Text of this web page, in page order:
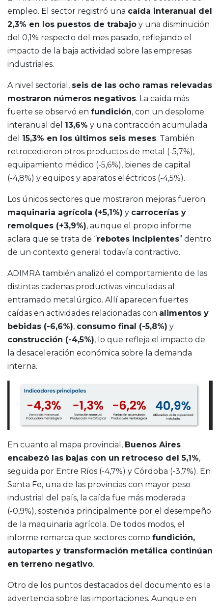
empleo. El sector registró una caída interanual del
2,3% en los puestos de trabajo y una disminución
del 0,1% respecto del mes pasado, reflejando el
impacto de la baja actividad sobre las empresas
industriales.
A nivel sectorial, seis de las ocho ramas relevadas
mostraron números negativos. La caída más
fuerte se observó en fundición, con un desplome
interanual del 13,6% y una contracción acumulada
del 15,3% en los últimos seis meses. También
retrocedieron otros productos de metal (-5,7%),
equipamiento médico (-5,6%), bienes de capital
(-4,8%) y equipos y aparatos eléctricos (-4,5%).
Los únicos sectores que mostraron mejoras fueron
maquinaria agrícola (+5,1%) y carrocerías y
remolques (+3,9%), aunque el propio informe
aclara que se trata de “rebotes incipientes” dentro
de un contexto general todavía contractivo.
ADIMRA también analizó el comportamiento de las
distintas cadenas productivas vinculadas al
entramado metalúrgico. Allí aparecen fuertes
caídas en actividades relacionadas con alimentos y
bebidas (-6,6%), consumo final (-5,8%) y
construcción (-4,5%), lo que refleja el impacto de
la desaceleración económica sobre la demanda
interna.
En cuanto al mapa provincial, Buenos Aires
encabezó las bajas con un retroceso del 5,1%,
seguida por Entre Ríos (-4,7%) y Córdoba (-3,7%). En
Santa Fe, una de las provincias con mayor peso
industrial del país, la caída fue más moderada
(-0,9%), sostenida principalmente por el desempeño
de la maquinaria agrícola. De todos modos, el
informe remarca que sectores como fundición,
autopartes y transformación metálica continúan
en terreno negativo.
Otro de los puntos destacados del documento es la
advertencia sobre las importaciones. Aunque en